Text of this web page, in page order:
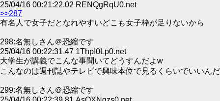
25/04/16 00:21:22.02 RENQgRqU0.net
>>287
有名人で女子だとなれやすいどこも女子枠が足りないから
298:名無しさん＠恐縮です
25/04/16 00:22:31.47 1ThpI0Lp0.net
大学生が講義でこんな事聞いてどうすんだよw
こんなのは週刊誌やテレビで興味本位で見るくらいでいいん
299:名無しさん＠恐縮です